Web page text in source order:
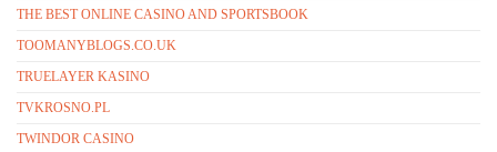
THE BEST ONLINE CASINO AND SPORTSBOOK
TOOMANYBLOGS.CO.UK
TRUELAYER KASINO
TVKROSNO.PL
TWINDOR CASINO